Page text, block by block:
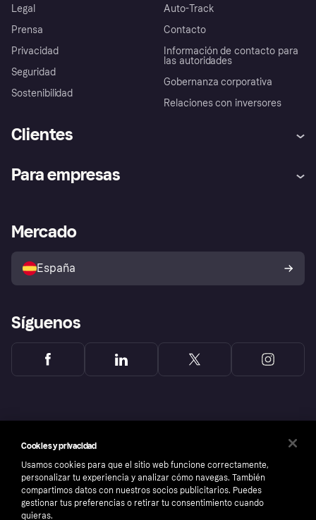
Legal
Prensa
Privacidad
Seguridad
Sostenibilidad
Auto-Track
Contacto
Información de contacto para
las autoridades
Gobernanza corporativa
Relaciones con inversores
Clientes
Inicio de sesión
Directorio de tiendas
Política de protección al
comprador de Klarna
Reclamaciones
Para empresas
Acceso empresas
Mercado
España
Síguenos
Cookies y privacidad
Usamos cookies para que el sitio web funcione correctamente,
personalizar tu experiencia y analizar cómo navegas. También
compartimos datos con nuestros socios publicitarios. Puedes
gestionar tus preferencias o retirar tu consentimiento cuando
quieras.